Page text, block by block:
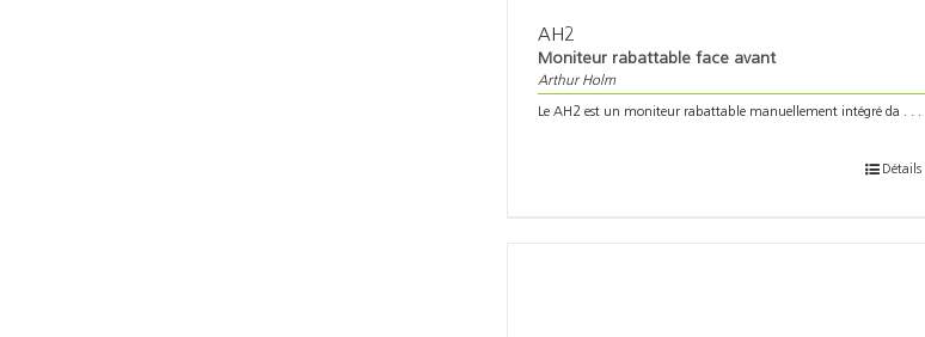
AH2
Moniteur rabattable face avant
Arthur Holm
Le AH2 est un moniteur rabattable manuellement intégré da . . .
Détails